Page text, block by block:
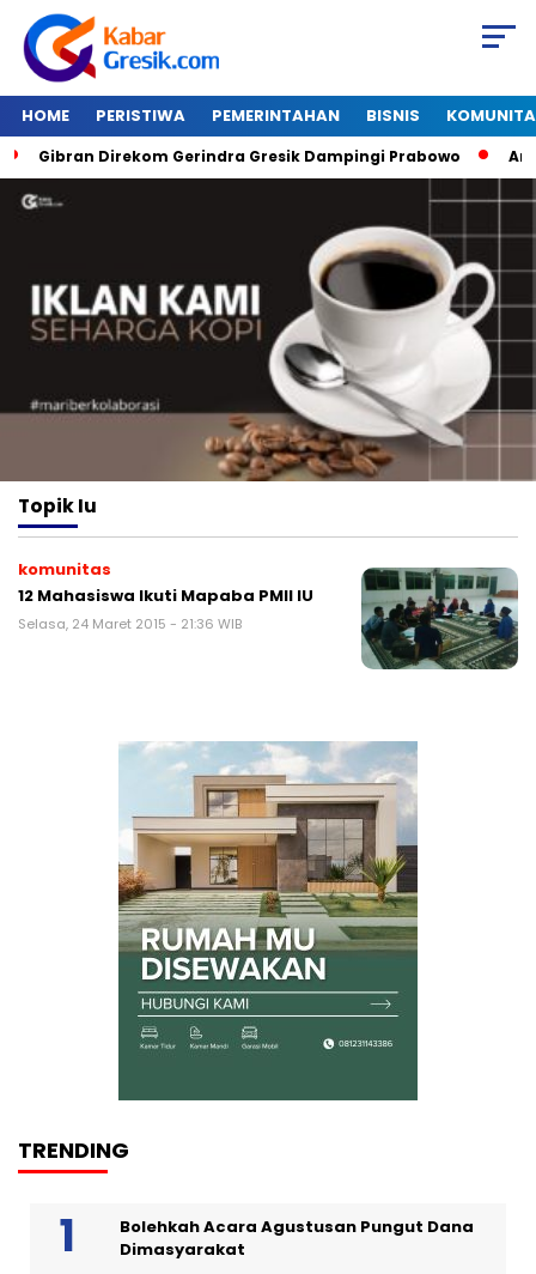
HOME PERISTIWA PEMERINTAHAN BISNIS
Gibran Direkom Gerindra Gresik Dampingi Prabowo
TopikIu
komunitas
12 Mahasiswa Ikuti Mapaba PMII IU
Selasa, 24 Maret 2015 - 21:36 WIB
TRENDING
Bolehkah Acara Agustusan Pungut Dana
Dimasyarakat